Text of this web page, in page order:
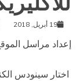
19 أبريل, 2018
إعداد مراسل
اختار سينودس